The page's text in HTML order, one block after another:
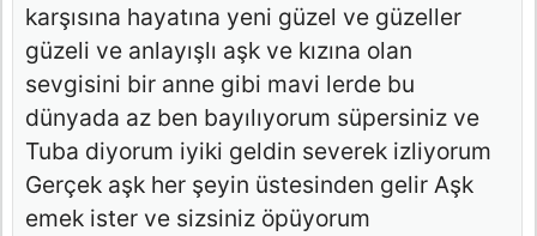
karşısına hayatına yeni güzel ve güzeller
güzeli ve anlayışlı aşk ve kızına olan
sevgisini bir anne gibi mavi lerde bu
dünyada az ben bayılıyorum süpersiniz ve
Tuba diyorum iyiki geldin severek izliyorum
Gerçek aşk her şeyin üstesinden gelir Aşk
emek ister ve sizsiniz öpüyorum